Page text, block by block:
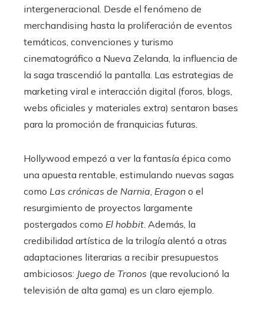
intergeneracional. Desde el fenómeno de
merchandising hasta la proliferación de eventos
temáticos, convenciones y turismo
cinematográfico a Nueva Zelanda, la influencia de
la saga trascendió la pantalla. Las estrategias de
marketing viral e interacción digital (foros, blogs,
webs oficiales y materiales extra) sentaron bases
para la promoción de franquicias futuras.
Hollywood empezó a ver la fantasía épica como
una apuesta rentable, estimulando nuevas sagas
como Las crónicas de Narnia Eragon o el
resurgimiento de proyectos largamente
postergados como El hobbit . Además, la
credibilidad artística de la trilogía alentó a otras
adaptaciones literarias a recibir presupuestos
ambiciosos: Juego de Tronos (que revolucionó la
televisión de alta gama) es un claro ejemplo.